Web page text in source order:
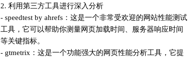
2. 利用第三方工具进行深入分析
- speedtest by ahrefs：这是一个非常受欢迎的网站性能测试
工具，它可以帮助你测量网页加载时间、服务器响应时间
等关键指标。
- gtmetrix：这是一个功能强大的网页性能分析工具，它提